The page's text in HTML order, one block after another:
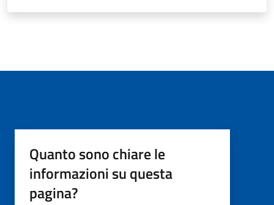
Quanto sono chiare le
informazioni su questa
pagina?